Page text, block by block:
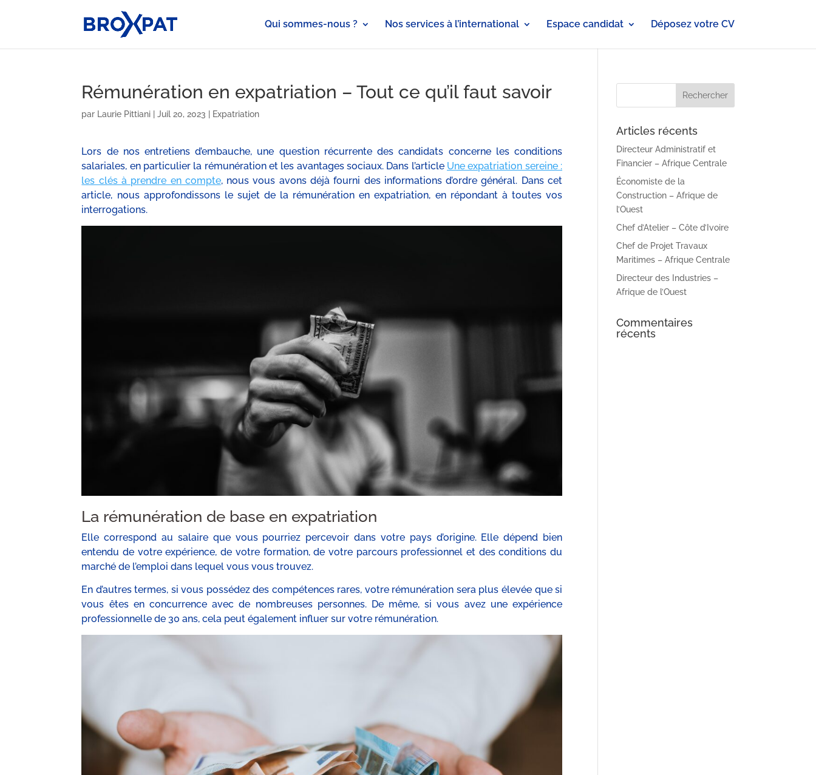
Qui sommes-nous ? Nos services à l’international Espace candidat Déposez votre CV
Rémunération en expatriation – Tout ce qu’il faut savoir
par Laurie Pittiani |Juil 20, 2023 Expatriation
Lors de nos entretiens d’embauche, une question récurrente des candidats concerne les conditions
salariales, en particulier la rémunération et les avantages sociaux. Dans l’article Une expatriation sereine :
les clés à prendre en compte, nous vous avons déjà fourni des informations d’ordre général. Dans cet
article, nous approfondissons le sujet de la rémunération en expatriation, en répondant à toutes vos
interrogations.
La rémunération de base en expatriation
Elle correspond au salaire que vous pourriez percevoir dans votre pays d’origine. Elle dépend bien
entendu de votre expérience, de votre formation, de votre parcours professionnel et des conditions du
marché de l’emploi dans lequel vous vous trouvez.
En d’autres termes, si vous possédez des compétences rares, votre rémunération sera plus élevée que si
vous êtes en concurrence avec de nombreuses personnes. De même, si vous avez une expérience
professionnelle de 30 ans, cela peut également influer sur votre rémunération.
Articles récents
Directeur Administratif et
Financier – Afrique Centrale
Économiste de la
Construction – Afrique de
l’Ouest
Chef d’Atelier – Côte d’Ivoire
Chef de Projet Travaux
Maritimes – Afrique Centrale
Directeur des Industries –
Afrique de l’Ouest
Commentaires
récents